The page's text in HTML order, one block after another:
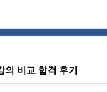
의 비교 합격 후기